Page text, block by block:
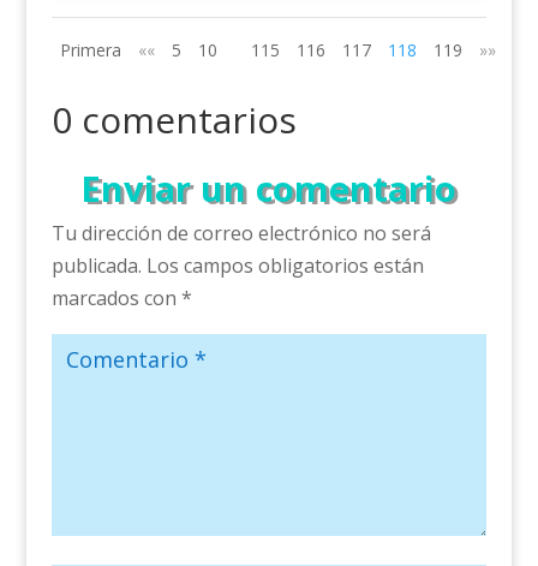
Primera «« 5 10 115 116 117 118 119 »»
0 comentarios
Enviar un comentario
Tu dirección de correo electrónico no será
publicada. Los campos obligatorios están
marcados con *